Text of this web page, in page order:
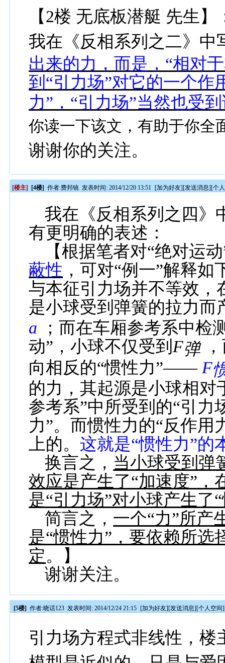
【2楼 无底板潜艇 先生】
我在《反相系列之二》中
出来的力，而是，“相对
到“引力场”对它的一个作
力”，“引力场”当然也受
你读一下该文，有助于你全
谢谢你的关注。
[楼主] [4楼] 作者:费邦镜 发表时间: 2014/12/20 13:51 [加为好友][发送消息][个
我在《反相系列之四》
有更明确的表述：
【根据笔者对“绝对运
蔽性 ，可对“例一”解释
与本征引力场并不等效，
是小球受到弹簧的拉力而
a
；而在车厢参考系中检
动”，小球不仅受到 F弹
向相反的“惯性力”—— F
的力，其起源是小球相对
参考系”中所受到的“引力
力”。而惯性力的“反作用
上的。这就是“惯性力”的
换言之， 当小球受到弹
效应是产生了“加速度”，
是“引力场”对小球产生了
简言之， 一个“力”所产
是“惯性力”，要依赖所选
定。】
谢谢关注。
[5楼] 作者:晓话123 发表时间: 2014/12/24 21:15 [加为好友][发送消息][个人空间]
引力场方程式非线性，楼